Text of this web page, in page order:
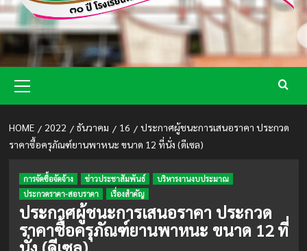
Menu
HOME 2022 ธันวาคม 16
ประกาศผู้ชนะการเสนอราคา ประกวด
ราคาซื้อครุภัณฑ์ยานพาหนะ ขนาด 12 ที่นั่ง (ดีเซล)
การจัดซื้อจัดจ้าง ข่าวประชาสัมพันธ์
บริหารงานงบประมาณ
ประกวดราคา-สอบราคา
เรื่องสำคัญ
ประกาศผู้ชนะการเสนอราคา ประกวด
ราคาซื้อครุภัณฑ์ยานพาหนะ ขนาด 12 ที่